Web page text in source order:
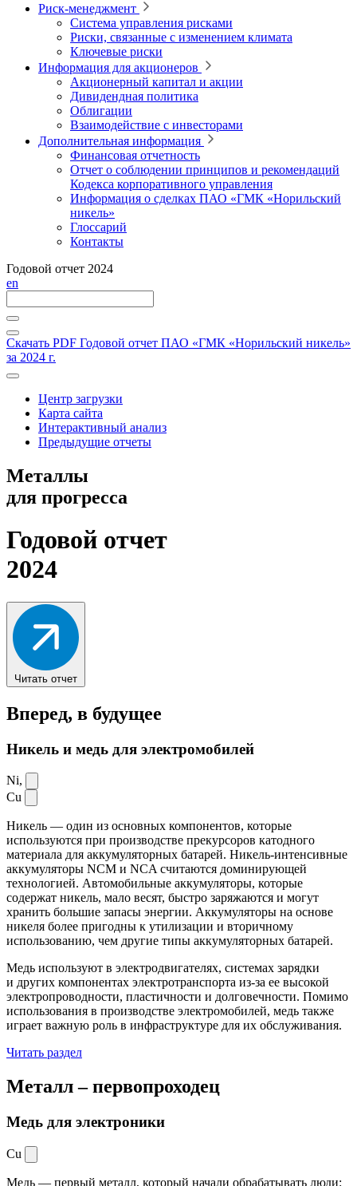
Риск-менеджмент
Система управления рисками
Риски, связанные с изменением климата
Ключевые риски
Информация для акционеров
Акционерный капитал и акции
Дивидендная политика
Облигации
Взаимодействие с инвесторами
Дополнительная информация
Финансовая отчетность
Отчет о соблюдении принципов и рекомендаций
Кодекса корпоративного управления
Информация о сделках ПАО «ГМК «Норильский
никель»
Глоссарий
Контакты
Годовой отчет 2024
en
Скачать PDF Годовой отчет ПАО «ГМК «Норильский никель»
за 2024 г.
Центр загрузки
Карта сайта
Интерактивный анализ
Предыдущие отчеты
Металлы
для прогресса
Годовой отчет
2024
Читать отчет
Вперед, в будущее
Никель и медь для электромобилей
Ni,
Cu
Никель — один из основных компонентов, которые
используются при производстве прекурсоров катодного
материала для аккумуляторных батарей. Никель-интенсивные
аккумуляторы NCM и NCA считаются доминирующей
технологией. Автомобильные аккумуляторы, которые
содержат никель, мало весят, быстро заряжаются и могут
хранить большие запасы энергии. Аккумуляторы на основе
никеля более пригодны к утилизации и вторичному
использованию, чем другие типы аккумуляторных батарей.
Медь используют в электродвигателях, системах зарядки
и других компонентах электротранспорта из-за ее высокой
электропроводности, пластичности и долговечности. Помимо
использования в производстве электромобилей, медь также
играет важную роль в инфраструктуре для их обслуживания.
Читать раздел
Металл –первопроходец
Медь для электроники
Cu
Медь — первый металл, который начали обрабатывать люди: